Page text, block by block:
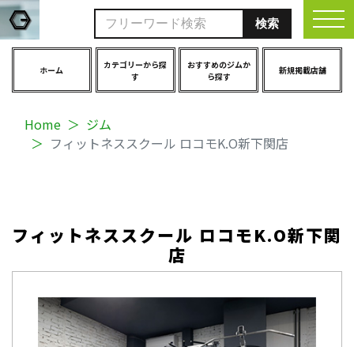
ホーム
カテゴリーから探
す
おすすめのジムか
ら探す
新規掲載店舗
Home
ジム
フィットネススクール ロコモK.O新下関店
フィットネススクール ロコモK.O新下関
店